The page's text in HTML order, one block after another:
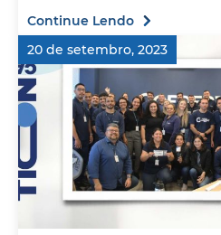
Continue Lendo
20 de setembro, 2023